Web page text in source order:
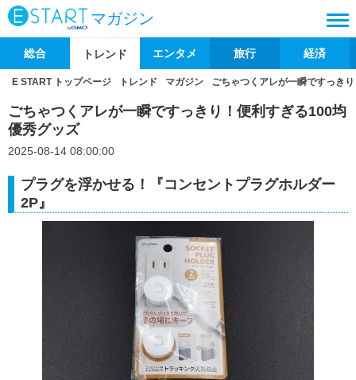
マガジン
総合 トレンド エンタメ 旅行 経済
E START トップページ トレンド マガジン ごちゃつくアレが一瞬ですっき
ごちゃつくアレが一瞬ですっきり！便利すぎる100均
優秀グッズ
2025-08-14 08:00:00
プラグを浮かせる！『コンセントプラグホルダー
2P』